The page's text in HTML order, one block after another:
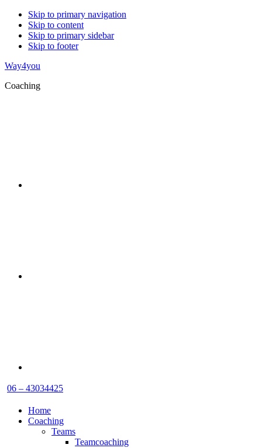
Skip to primary navigation
Skip to content
Skip to primary sidebar
Skip to footer
Way4you
Coaching
06 – 43034425
Home
Coaching
Teams
Teamcoaching